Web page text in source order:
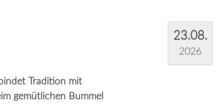
23.08.
2026
Tradition mit
gemütlichen Bummel